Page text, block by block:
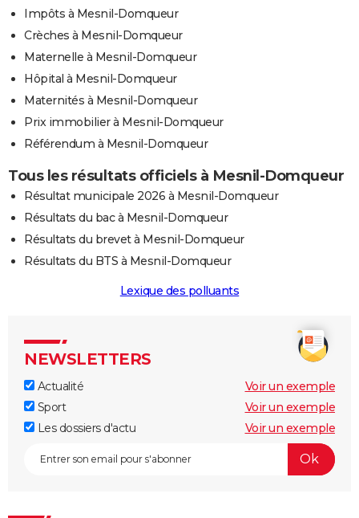
Impôts à Mesnil-Domqueur
Crèches à Mesnil-Domqueur
Maternelle à Mesnil-Domqueur
Hôpital à Mesnil-Domqueur
Maternités à Mesnil-Domqueur
Prix immobilier à Mesnil-Domqueur
Référendum à Mesnil-Domqueur
Tous les résultats officiels à Mesnil-Domqueur
Résultat municipale 2026 à Mesnil-Domqueur
Résultats du bac à Mesnil-Domqueur
Résultats du brevet à Mesnil-Domqueur
Résultats du BTS à Mesnil-Domqueur
Lexique des polluants
NEWSLETTERS
Actualité
Voir un exemple
Sport
Voir un exemple
Les dossiers d'actu
Voir un exemple